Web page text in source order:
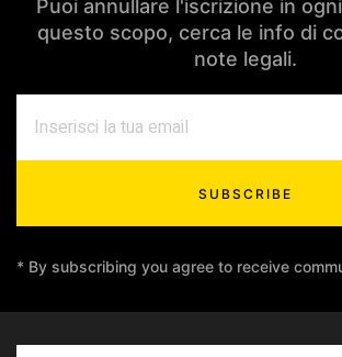
Puoi annullare l'iscrizione in
questo scopo, cerca le info di
note legali.
SUBSCRIBE
* By subscribing you agree to receive